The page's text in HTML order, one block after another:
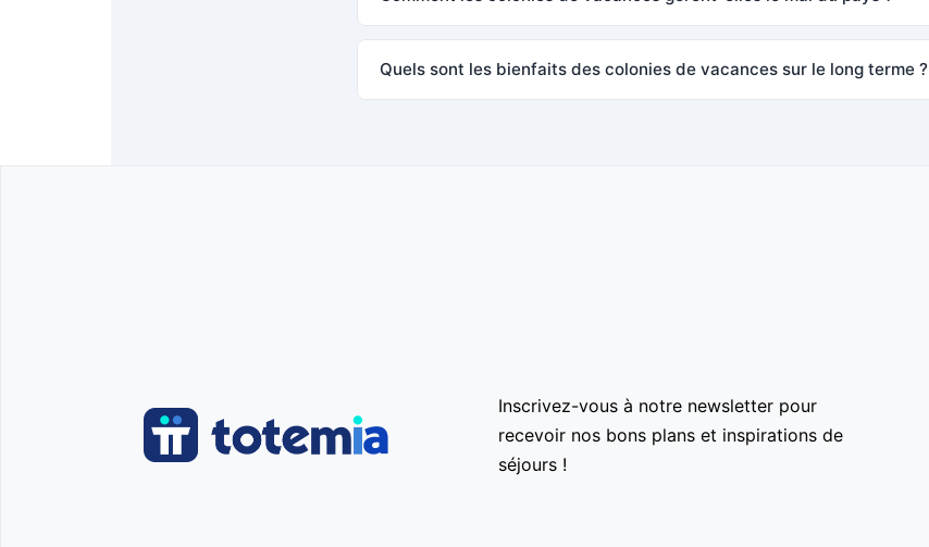
Quels sont les bienfaits des colonies de vacances sur le long terme ?
Inscrivez-vous à notre newsletter pour
recevoir nos bons plans et inspirations de
séjours !